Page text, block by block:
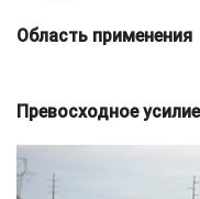
Область применения
Превосходное